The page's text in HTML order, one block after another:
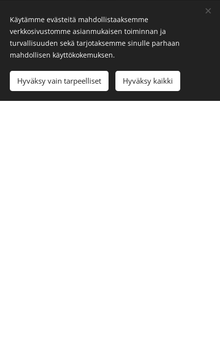
Käytämme evästeitä mahdollistaaksemme
verkkosivustomme asianmukaisen toiminnan ja
turvallisuuden sekä tarjotaksemme sinulle parhaan
mahdollisen käyttökokemuksen.
Hyväksy vain tarpeelliset Hyväksy kaikki